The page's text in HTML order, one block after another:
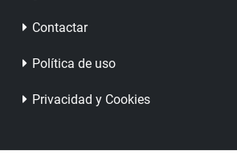
Contactar
Política de uso
Privacidad y Cookies